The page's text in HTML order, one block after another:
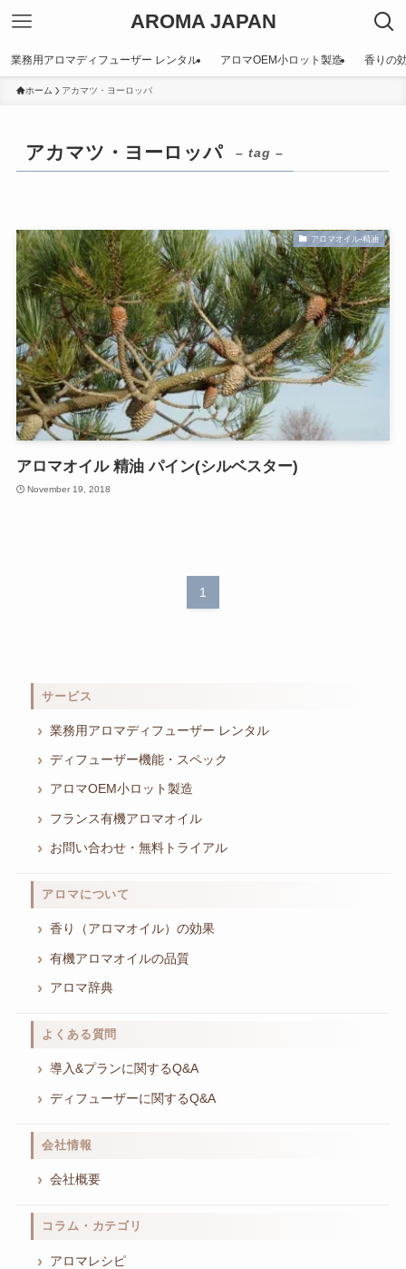
AROMA JAPAN
業務用アロマディフューザー レンタル アロマOEM小ロット製造 香りの
ホーム アカマツ・ヨーロッパ
アカマツ・ヨーロッパ – tag –
アロマオイル-精油
アロマオイル 精油 パイン(シルベスター)
November 19, 2018
1
サービス
業務用アロマディフューザー レンタル
ディフューザー機能・スペック
アロマOEM小ロット製造
フランス有機アロマオイル
お問い合わせ・無料トライアル
アロマについて
香り（アロマオイル）の効果
有機アロマオイルの品質
アロマ辞典
よくある質問
導入&プランに関するQ&A
ディフューザーに関するQ&A
会社情報
会社概要
コラム・カテゴリ
アロマレシピ